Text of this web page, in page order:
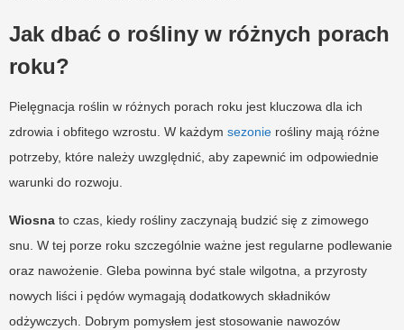
Jak dbać o rośliny w różnych porach
roku?
Pielęgnacja roślin w różnych porach roku jest kluczowa dla ich
zdrowia i obfitego wzrostu. W każdym sezonie rośliny mają różne
potrzeby, które należy uwzględnić, aby zapewnić im odpowiednie
warunki do rozwoju.
Wiosna to czas, kiedy rośliny zaczynają budzić się z zimowego
snu. W tej porze roku szczególnie ważne jest regularne podlewanie
oraz nawożenie. Gleba powinna być stale wilgotna, a przyrosty
nowych liści i pędów wymagają dodatkowych składników
odżywczych. Dobrym pomysłem jest stosowanie nawozów